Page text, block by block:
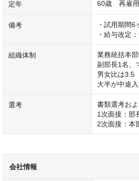
定年 60歳　再雇
備考
・試用期間6
・給与改定
組織体制
業務統括本
副部長1名、
男女比は3:5
大半が中途
選考
書類選考お
1次面接：部
2次面接：本
会社情報